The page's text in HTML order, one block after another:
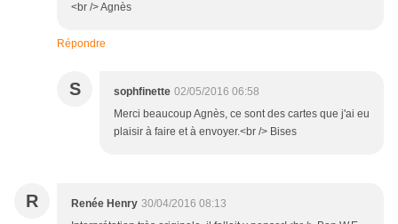
<br /> Agnès
Répondre
S sophfinette 02/05/2016 06:58
Merci beaucoup Agnès, ce sont des cartes que j'ai eu
plaisir à faire et à envoyer.<br /> Bises
R Renée Henry 30/04/2016 08:13